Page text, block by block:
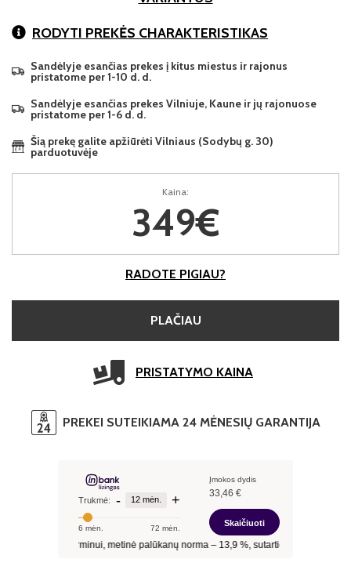
RODYTI PREKĖS CHARAKTERISTIKAS
Sandėlyje esančias prekes į kitus miestus ir rajonus
pristatome per 1-10 d. d.
Sandėlyje esančias prekes Vilniuje, Kaune ir jų rajonuose
pristatome per 1-6 d. d.
Šią prekę galite apžiūrėti Vilniaus (Sodybų g. 30)
parduotuvėje
Kaina:
349€
RADOTE PIGIAU?
PLAČIAU
PRISTATYMO KAINA
PREKEI SUTEIKIAMA 24 MĖNESIŲ GARANTIJA